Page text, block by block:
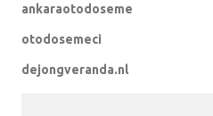
ankaraotodoseme
otodosemeci
dejongveranda.nl